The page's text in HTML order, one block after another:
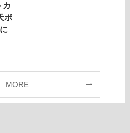
カ
ポ
MORE